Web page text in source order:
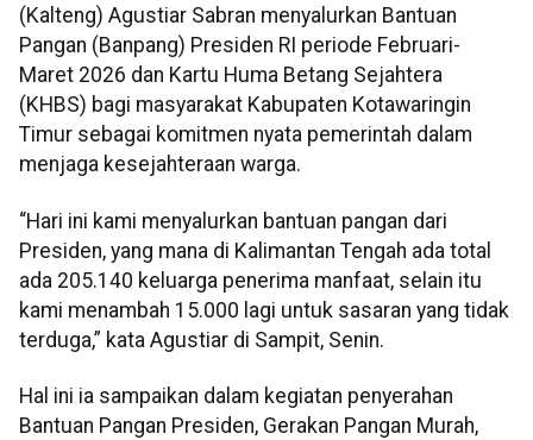
(Kalteng) Agustiar Sabran menyalurkan Bantuan
Pangan (Banpang) Presiden RI periode Februari-
Maret 2026 dan Kartu Huma Betang Sejahtera
(KHBS) bagi masyarakat Kabupaten Kotawaringin
Timur sebagai komitmen nyata pemerintah dalam
menjaga kesejahteraan warga.
“Hari ini kami menyalurkan bantuan pangan dari
Presiden, yang mana di Kalimantan Tengah ada total
ada 205.140 keluarga penerima manfaat, selain itu
kami menambah 15.000 lagi untuk sasaran yang tidak
terduga,” kata Agustiar di Sampit, Senin.
Hal ini ia sampaikan dalam kegiatan penyerahan
Bantuan Pangan Presiden, Gerakan Pangan Murah,